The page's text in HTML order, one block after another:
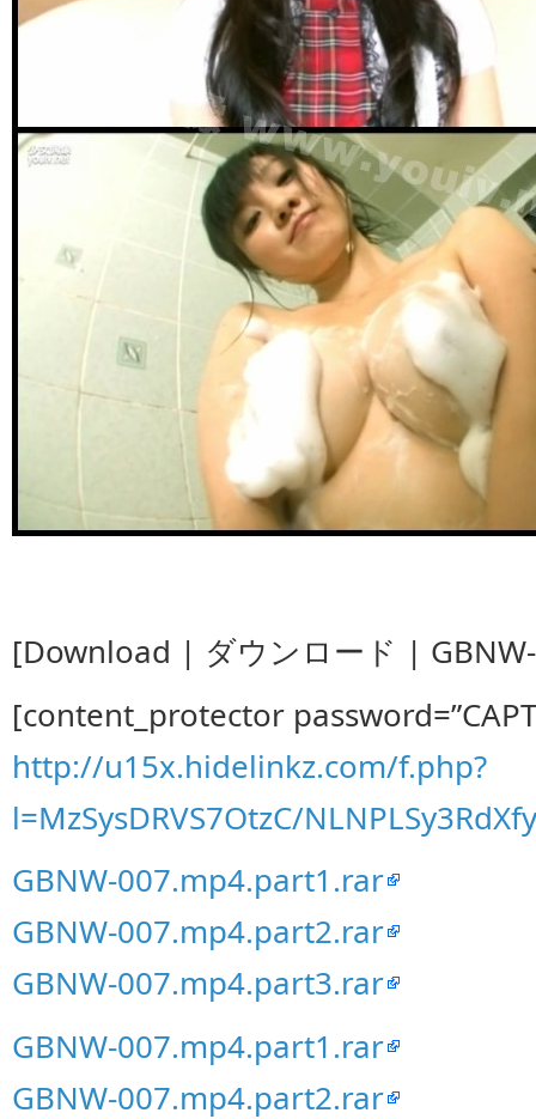
[Download | ダウンロード |
[content_protector
http://u15x.hidelinkz.com/f.php?
l=MzSysDRVS7OtzC/
GBNW-007.mp4.part1.rar
GBNW-007.mp4.part2.rar
GBNW-007.mp4.part3.rar
GBNW-007.mp4.part1.rar
GBNW-007.mp4.part2.rar